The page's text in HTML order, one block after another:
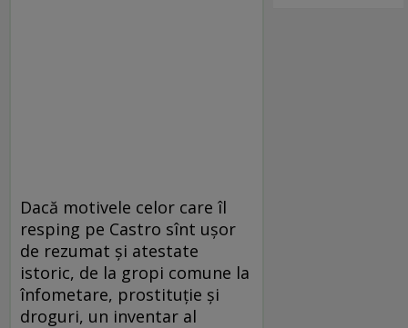
Dacă motivele celor care îl
resping pe Castro sînt ușor
de rezumat și atestate
istoric, de la gropi comune la
înfometare, prostituție și
droguri, un inventar al